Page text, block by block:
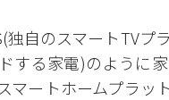
独自のスマートTV
する家電)のように
マートホームプラッ